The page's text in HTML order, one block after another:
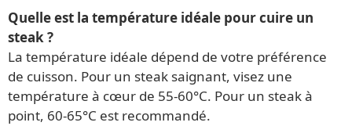
Quelle est la température idéale pour cuire un
steak ?
La température idéale dépend de votre préférence
de cuisson. Pour un steak saignant, visez une
température à cœur de 55-60°C. Pour un steak à
point, 60-65°C est recommandé.